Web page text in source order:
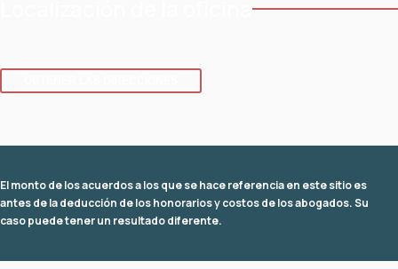
El monto de los acuerdos a los que se hace referencia en este sitio es
antes de la deducción de los honorarios y costos de los abogados. Su
caso puede tener un resultado diferente.